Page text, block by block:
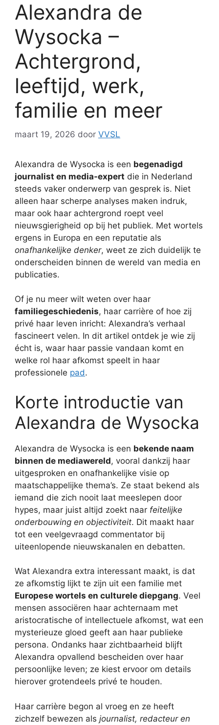
Alexandra de
Wysocka –
Achtergrond,
leeftijd, werk,
familie en meer
maart 19, 2026 door VVSL
Alexandra de Wysocka is een begenadigd
journalist en media-expert die in Nederland
steeds vaker onderwerp van gesprek is. Niet
alleen haar scherpe analyses maken indruk,
maar ook haar achtergrond roept veel
nieuwsgierigheid op bij het publiek. Met wortels
ergens in Europa en een reputatie als
onafhankelijke denker, weet ze zich duidelijk te
onderscheiden binnen de wereld van media en
publicaties.
Of je nu meer wilt weten over haar
familiegeschiedenis, haar carrière of hoe zij
privé haar leven inricht: Alexandra’s verhaal
fascineert velen. In dit artikel ontdek je wie zij
écht is, waar haar passie vandaan komt en
welke rol haar afkomst speelt in haar
professionele pad.
Korte introductie van
Alexandra de Wysocka
Alexandra de Wysocka is een bekende naam
binnen de mediawereld, vooral dankzij haar
uitgesproken en onafhankelijke visie op
maatschappelijke thema’s. Ze staat bekend als
iemand die zich nooit laat meeslepen door
hypes, maar juist altijd zoekt naar feitelijke
onderbouwing en objectiviteit. Dit maakt haar
tot een veelgevraagd commentator bij
uiteenlopende nieuwskanalen en debatten.
Wat Alexandra extra interessant maakt, is dat
ze afkomstig lijkt te zijn uit een familie met
Europese wortels en culturele diepgang. Veel
mensen associëren haar achternaam met
aristocratische of intellectuele afkomst, wat een
mysterieuze gloed geeft aan haar publieke
persona. Ondanks haar zichtbaarheid blijft
Alexandra opvallend bescheiden over haar
persoonlijke leven; ze kiest ervoor om details
hierover grotendeels privé te houden.
Haar carrière begon al vroeg en ze heeft
zichzelf bewezen als journalist, redacteur en